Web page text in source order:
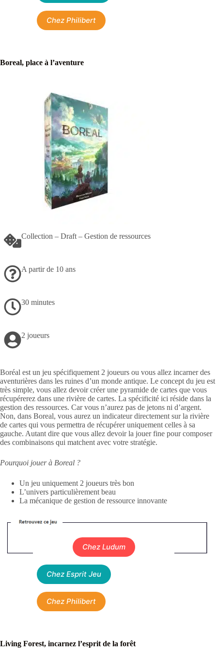
Chez Philibert
Boreal, place à l’aventure
Collection – Draft – Gestion de ressources
A partir de 10 ans
30 minutes
2 joueurs
Boréal est un jeu spécifiquement 2 joueurs ou vous allez incarner des
aventurières dans les ruines d’un monde antique. Le concept du jeu est
très simple, vous allez devoir créer une pyramide de cartes que vous
récupérerez dans une rivière de cartes. La spécificité ici réside dans la
gestion des ressources. Car vous n’aurez pas de jetons ni d’argent.
Non, dans Boreal, vous aurez un indicateur directement sur la rivière
de cartes qui vous permettra de récupérer uniquement celles à sa
gauche. Autant dire que vous allez devoir la jouer fine pour composer
des combinaisons qui matchent avec votre stratégie.
Pourquoi jouer à Boreal ?
Un jeu uniquement 2 joueurs très bon
L’univers particulièrement beau
La mécanique de gestion de ressource innovante
Chez Ludum
Chez Esprit Jeu
Chez Philibert
Living Forest, incarnez l’esprit de la forêt